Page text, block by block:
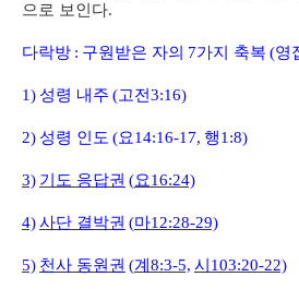
으로 보인다.
다락방 : 구원받은 자의 7가지 축복 (영
1) 성령 내주 (고전3:16)
2) 성령 인도 (요14:16-17, 행1:8)
3) 기도 응답권 (요16:24)
4)사단 결박권 (마12:28-29)
5) 천사 동원권 (계 8:3-5, 시 103:20-22)